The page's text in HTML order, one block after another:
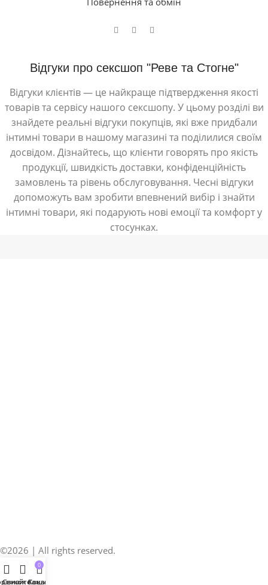
Відгуки про сексшоп "Реве та Стогне"
Відгуки клієнтів — це найкраще підтвердження якості
товарів та сервісу нашого сексшопу. У цьому розділі ви
знайдете реальні відгуки покупців, які вже придбали
інтимні товари в нашому магазині та поділилися своїм
досвідом. Дізнайтесь, що клієнти говорять про якість
продукції, швидкість доставки, конфіденційність
замовлень та рівень обслуговування. Чесні відгуки
допоможуть вам зробити впевнений вибір і знайти
інтимні товари, які подарують нові емоції та комфорт у
стосунках.
©2026 | All rights reserved.
Список бажань
0
Кошик